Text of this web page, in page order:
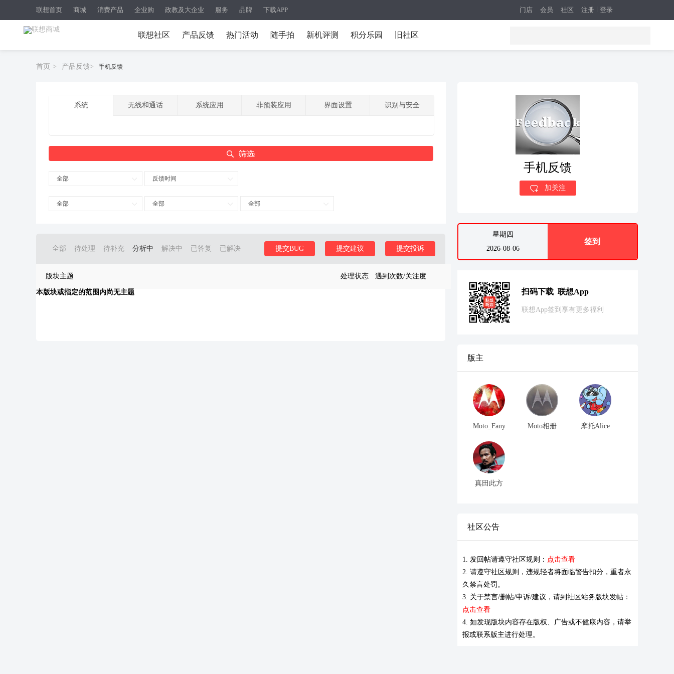
联想首页 商城 消费产品 企业购 政教及大企业 服务 品牌 下载APP 注册 登录
门店 会员 社区
联想社区 产品反馈 热门活动 随手拍 新机评测 积分乐园 旧社区
首页 > 产品反馈> 手机反馈
系统 无线和通话 系统应用 非预装应用 界面设置 识别与安全
全部 反馈时间
全部 全部 全部
全部 待处理 待补充 分析中 解决中 已答复 已解决 提交投诉
提交建议
提交BUG
版块主题 处理状态 遇到次数/关注度
本版块或指定的范围内尚无主题
手机反馈
加关注
星期四
2026-08-06
签到
扫码下载 联想App
联想App签到享有更多福利
版主
Moto_Fany Moto相册 摩托Alice
真田此方
社区公告
1. 发回帖请遵守社区规则： 点击查看
2. 请遵守社区规则，违规轻者将面临警告扣分，重者永
久禁言处罚。
3. 关于禁言/删帖/申诉/建议，请到社区站务版块发帖：
点击查看
4. 如发现版块内容存在版权、广告或不健康内容，请举
报或联系版主进行处理。